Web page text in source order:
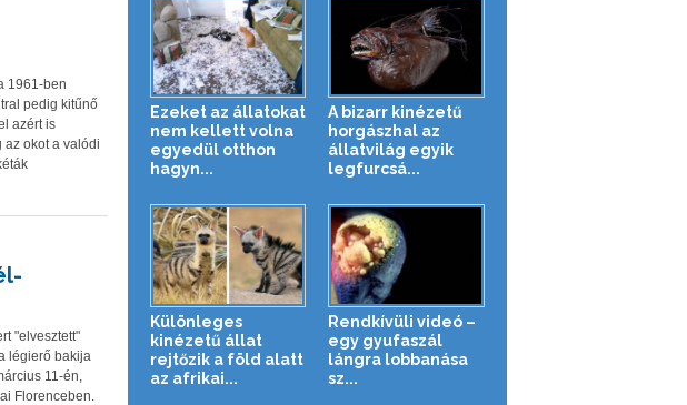
1961-ben
pedig kitűnő
azért is
az okot a valódi
"elvesztett"
légierő bakija
11-én,
Florenceben.
Ezeket az állatokat
nem kellett volna
egyedül otthon
hagyn...
A bizarr kinézetű
horgászhal az
állatvilág egyik
legfurcsá...
Különleges
kinézetű állat
rejtőzik a föld alatt
az afrikai...
Rendkívüli videó –
egy gyufaszál
lángra lobbanása
sz...